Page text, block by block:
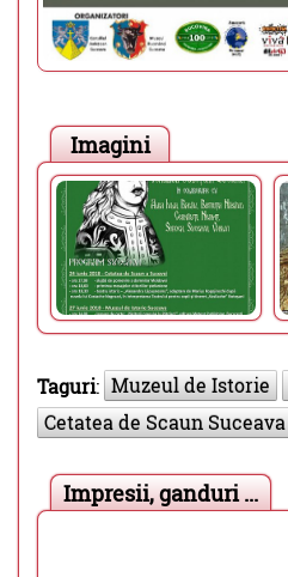
Imagini
Taguri: Muzeul de Istorie
Cetatea de Scaun Suceava
Impresii, ganduri ...